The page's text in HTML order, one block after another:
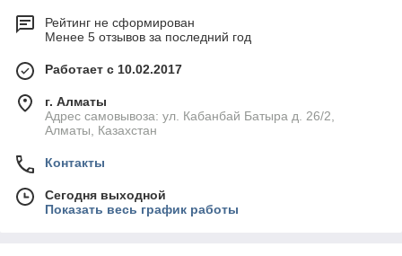
Рейтинг не сформирован
Менее 5 отзывов за последний год
Работает с 10.02.2017
г. Алматы
Адрес самовывоза: ул. Кабанбай Батыра д. 26/2,
Алматы, Казахстан
Контакты
Сегодня выходной
Показать весь график работы